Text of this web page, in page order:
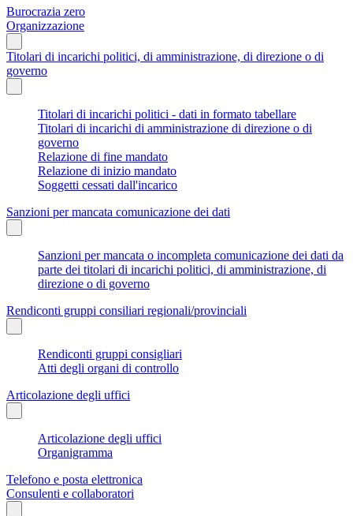
Burocrazia zero
Organizzazione
Titolari di incarichi politici, di amministrazione, di direzione o di
governo
Titolari di incarichi politici - dati in formato tabellare
Titolari di incarichi di amministrazione di direzione o di
governo
Relazione di fine mandato
Relazione di inizio mandato
Soggetti cessati dall'incarico
Sanzioni per mancata comunicazione dei dati
Sanzioni per mancata o incompleta comunicazione dei dati da
parte dei titolari di incarichi politici, di amministrazione, di
direzione o di governo
Rendiconti gruppi consiliari regionali/provinciali
Rendiconti gruppi consigliari
Atti degli organi di controllo
Articolazione degli uffici
Articolazione degli uffici
Organigramma
Telefono e posta elettronica
Consulenti e collaboratori